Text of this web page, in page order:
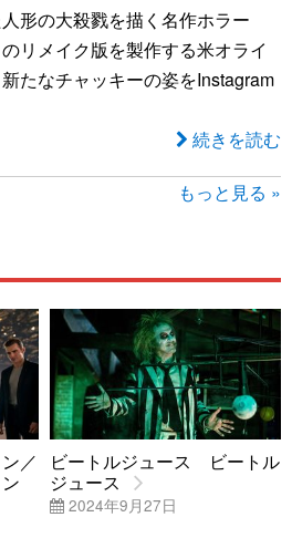
形の大殺戮を描く名作ホラー
リメイク版を製作する米オライ
たなチャッキーの姿をInstagram
続きを読む
もっと見る »
／
ビートルジュース ビートル
ジュース
2024年9月27日